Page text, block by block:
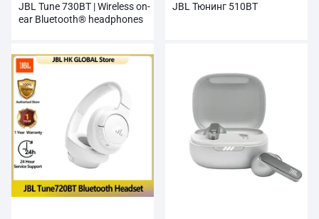
JBL Tune 730BT | Wireless on-
ear Bluetooth® headphones
JBL Тюнинг 510BT